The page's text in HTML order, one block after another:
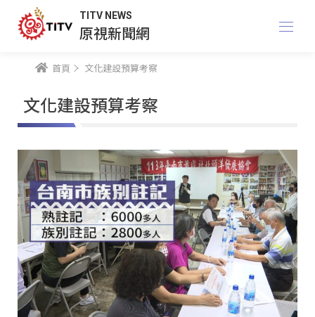
TITV NEWS
原視新聞網
首頁 文化建設預算考察
文化建設預算考察